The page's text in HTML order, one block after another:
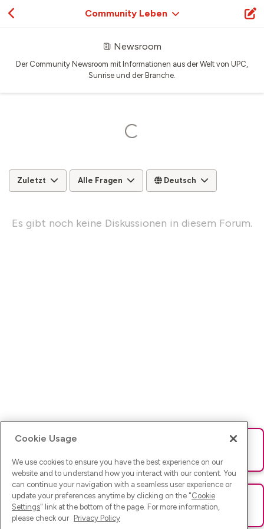
Newsroom
Der Community Newsroom mit Informationen aus der Welt von UPC,
Sunrise und der Branche.
Community Leben
Zuletzt Alle Fragen Deutsch
Es gibt noch keine Diskussionen in diesem Forum.
Ups! Da ist was schief gelaufen. Bitte lade die Seite neu oder
Ups! Da ist was schief gelaufen. Bitte lade die Seite neu oder
versuche es erneut.
Cookie Usage
We use cookies to ensure you have the best experience on our
website and to understand how you interact with our content. You
can continue your navigation with a seamless user experience or
update your preferences anytime by clicking on the "Cookie
Settings" link at the bottom of the page. For more information,
please check our Privacy Policy